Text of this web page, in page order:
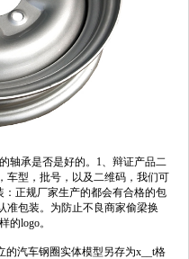
轴承是否是好的。1、辩证产品二
车型，批号，以及二维码，我们可
：正规厂家生产的都会有合格的包
准包装。为防止不良商家偷梁换
的logo。
的汽车钢圈实体模型另存为x__t格